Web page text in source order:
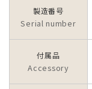
製造番号
Serial number
付属品
Accessory